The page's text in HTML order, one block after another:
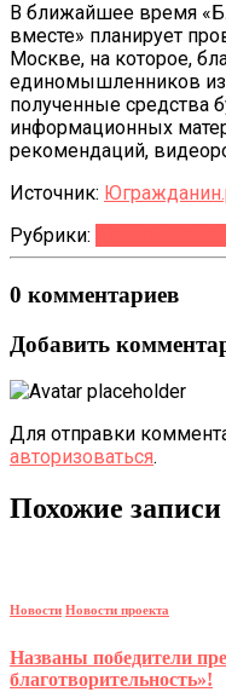
В ближайшее время
вместе» планирует
Москве, на которое,
единомышленников из
полученные средства
информационных
рекомендаций,
Источник:
Рубрики:
0 комментариев
Добавить
Для отправки
авторизоваться.
Похожие записи
Новости Новости проекта
Названы победители
благотворительность»!